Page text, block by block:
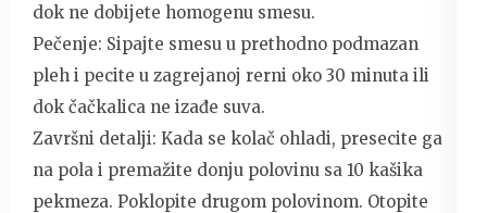
dok ne dobijete homogenu smesu.
Pečenje: Sipajte smesu u prethodno podmazan
pleh i pecite u zagrejanoj rerni oko 30 minuta ili
dok čačkalica ne izađe suva.
Završni detalji: Kada se kolač ohladi, presecite ga
na pola i premažite donju polovinu sa 10 kašika
pekmeza. Poklopite drugom polovinom. Otopite